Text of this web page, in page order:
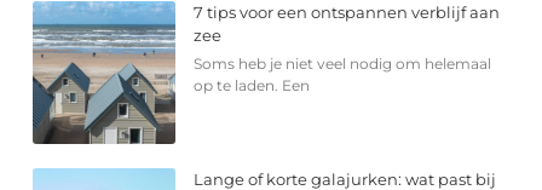
7 tips voor een ontspannen verblijf aan
zee
Soms heb je niet veel nodig om helemaal
op te laden. Een
Lange of korte galajurken: wat past bij